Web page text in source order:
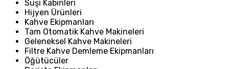
Suşi Kabinleri
Hijyen Ürünleri
Kahve Ekipmanları
Tam Otomatik Kahve Makineleri
Geleneksel Kahve Makineleri
Filtre Kahve Demleme Ekipmanları
Öğütücüler